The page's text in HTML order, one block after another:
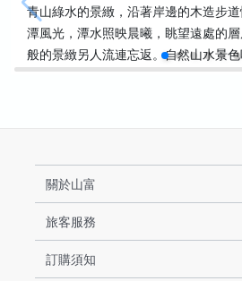
青山綠水的景緻，沿著岸邊的木造步
潭風光，潭水照映晨曦，眺望遠處的
般的景緻另人流連忘返。自然山水景
關於山富
旅客服務
訂購須知